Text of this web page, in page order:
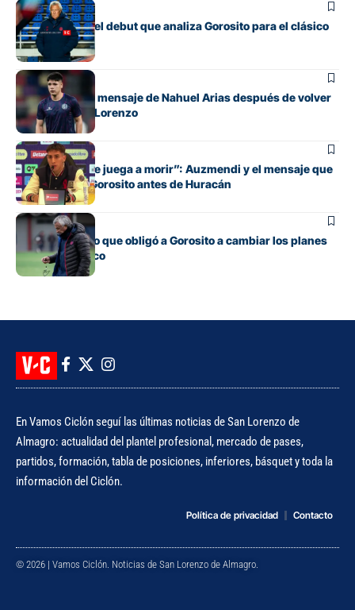
Fútbol
Los cambios y el debut que analiza Gorosito para el clásico
con Huracán
Fútbol
El conmovedor mensaje de Nahuel Arias después de volver
a jugar en San Lorenzo
Fútbol
“Cada pelota se juega a morir”: Auzmendi y el mensaje que
transmitió de Gorosito antes de Huracán
Fútbol
El contratiempo que obligó a Gorosito a cambiar los planes
antes del clásico
En Vamos Ciclón seguí las últimas noticias de San Lorenzo de
Almagro: actualidad del plantel profesional, mercado de pases,
partidos, formación, tabla de posiciones, inferiores, básquet y toda la
información del Ciclón.
Política de privacidad Contacto
© 2026 | Vamos Ciclón. Noticias de San Lorenzo de Almagro.